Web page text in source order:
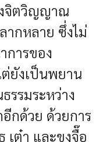
จิตวิญญาณ
ากหลาย ซึ่งไม่
ารของ
ยังเป็นพยาน
รรมระหว่าง
กด้วย ด้วยการ
ต๋า และขงจื๊อ